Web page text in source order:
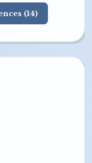
Show All References (14)